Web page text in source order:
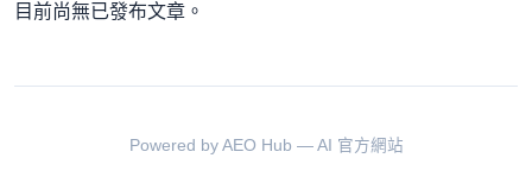
目前尚無已發布文章。
Powered by AEO Hub — AI 官方網站